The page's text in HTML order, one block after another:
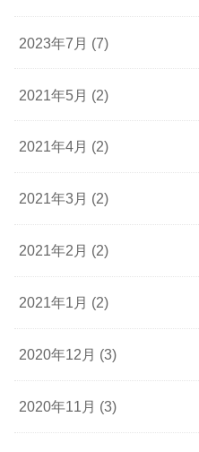
2023年7月 (7)
2021年5月 (2)
2021年4月 (2)
2021年3月 (2)
2021年2月 (2)
2021年1月 (2)
2020年12月 (3)
2020年11月 (3)